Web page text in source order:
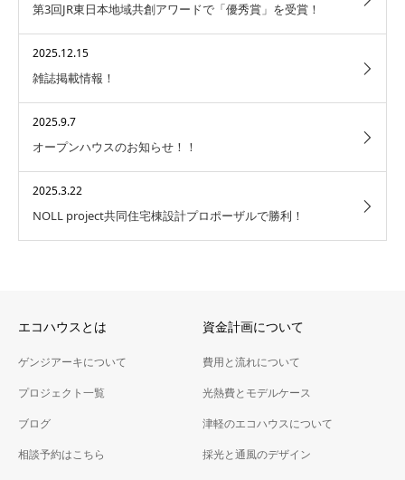
第3回JR東日本地域共創アワードで「優秀賞」を受賞！
2025.12.15
雑誌掲載情報！
2025.9.7
オープンハウスのお知らせ！！
2025.3.22
NOLL project共同住宅棟設計プロポーザルで勝利！
エコハウスとは
ゲンジアーキについて
プロジェクト一覧
ブログ
相談予約はこちら
資金計画について
費用と流れについて
光熱費とモデルケース
津軽のエコハウスについて
採光と通風のデザイン